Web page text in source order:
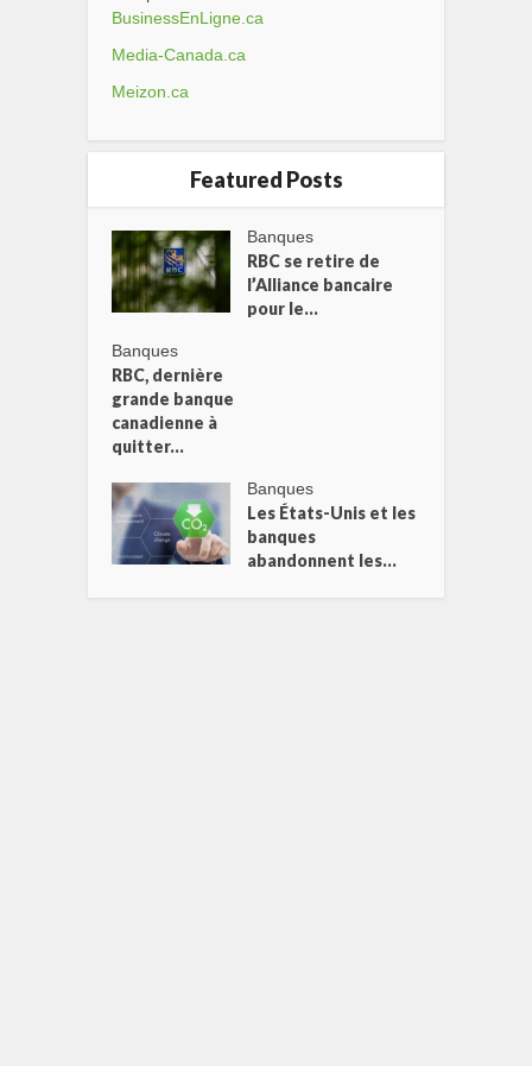
BusinessEnLigne.ca
Media-Canada.ca
Meizon.ca
Featured Posts
Banques
RBC se retire de
l’Alliance bancaire
pour le...
Banques
RBC, dernière
grande banque
canadienne à
quitter...
Banques
Les États-Unis et les
banques
abandonnent les...